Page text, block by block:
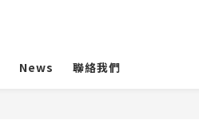
News 聯絡我們